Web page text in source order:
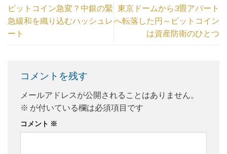
ビットコイン急変？中銀の緊
急緩和を織り込むハッシュレ
ート
東京ドームから3畳アパート
へ転落した円～ビットコイン
は資産防衛のひとつ
コメントを残す
メールアドレスが公開されることはありません。
※ が付いている欄は必須項目です
コメント ※